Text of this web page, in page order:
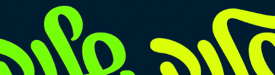
סינופסיס